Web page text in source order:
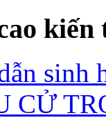
kiến
sinh
CỬ